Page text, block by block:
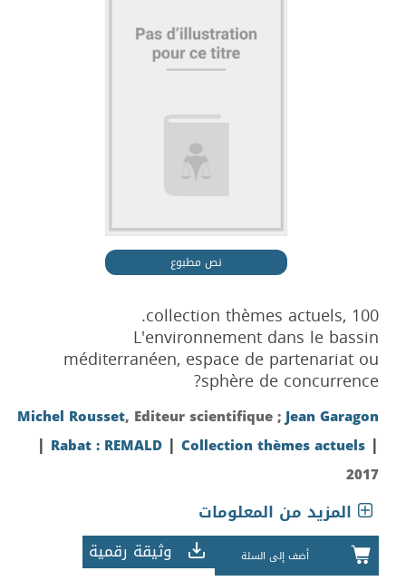
نص مطبوع
collection thèmes actuels, 100.
L'environnement dans le bassin
méditerranéen, espace de partenariat ou
sphère de concurrence?
Michel Rousset, Editeur scientifique ;Jean Garagon
| Rabat : REMALD | Collection thèmes actuels |
2017
المزيد من المعلومات
أضف إلى السلة وثيقة رقمية